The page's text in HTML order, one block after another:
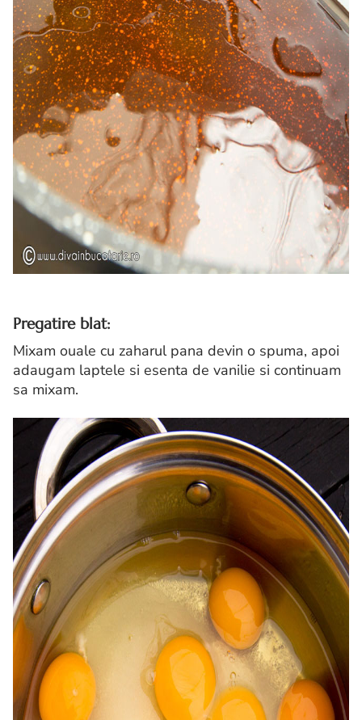
Pregatire blat:
Mixam ouale cu zaharul pana devin o spuma, apoi
adaugam laptele si esenta de vanilie si continuam
sa mixam.